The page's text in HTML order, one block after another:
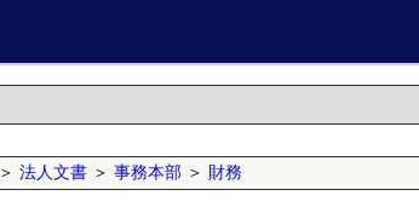
＞ 法人文書 ＞ 事務本部 ＞ 財務